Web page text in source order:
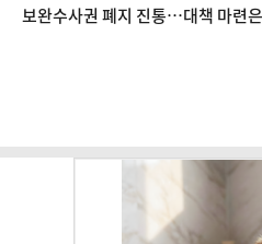
보완수사권 폐지 진통…대책 마련